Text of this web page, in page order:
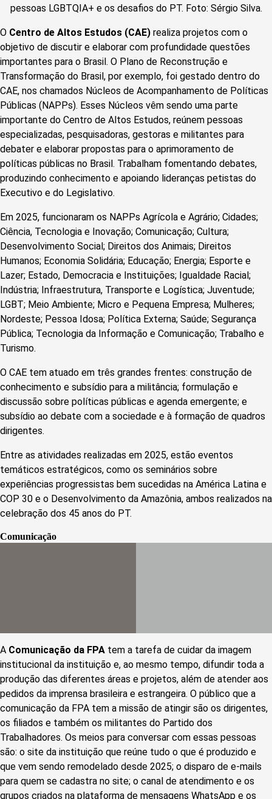
pessoas LGBTQIA+ e os desafios do PT. Foto: Sérgio Silva.
O Centro de Altos Estudos (CAE) realiza projetos com o
objetivo de discutir e elaborar com profundidade questões
importantes para o Brasil. O Plano de Reconstrução e
Transformação do Brasil, por exemplo, foi gestado dentro do
CAE, nos chamados Núcleos de Acompanhamento de Políticas
Públicas (NAPPs). Esses Núcleos vêm sendo uma parte
importante do Centro de Altos Estudos, reúnem pessoas
especializadas, pesquisadoras, gestoras e militantes para
debater e elaborar propostas para o aprimoramento de
políticas públicas no Brasil. Trabalham fomentando debates,
produzindo conhecimento e apoiando lideranças petistas do
Executivo e do Legislativo.
Em 2025, funcionaram os NAPPs Agrícola e Agrário; Cidades;
Ciência, Tecnologia e Inovação; Comunicação; Cultura;
Desenvolvimento Social; Direitos dos Animais; Direitos
Humanos; Economia Solidária; Educação; Energia; Esporte e
Lazer; Estado, Democracia e Instituições; Igualdade Racial;
Indústria; Infraestrutura, Transporte e Logística; Juventude;
LGBT; Meio Ambiente; Micro e Pequena Empresa; Mulheres;
Nordeste; Pessoa Idosa; Política Externa; Saúde; Segurança
Pública; Tecnologia da Informação e Comunicação; Trabalho e
Turismo.
O CAE tem atuado em três grandes frentes: construção de
conhecimento e subsídio para a militância; formulação e
discussão sobre políticas públicas e agenda emergente; e
subsídio ao debate com a sociedade e à formação de quadros
dirigentes.
Entre as atividades realizadas em 2025, estão eventos
temáticos estratégicos, como os seminários sobre
experiências progressistas bem sucedidas na América Latina e
COP 30 e o Desenvolvimento da Amazônia, ambos realizados na
celebração dos 45 anos do PT.
Comunicação
A Comunicação da FPA tem a tarefa de cuidar da imagem
institucional da instituição e, ao mesmo tempo, difundir toda a
produção das diferentes áreas e projetos, além de atender aos
pedidos da imprensa brasileira e estrangeira. O público que a
comunicação da FPA tem a missão de atingir são os dirigentes,
os filiados e também os militantes do Partido dos
Trabalhadores. Os meios para conversar com essas pessoas
são: o site da instituição que reúne tudo o que é produzido e
que vem sendo remodelado desde 2025; o disparo de e-mails
para quem se cadastra no site; o canal de atendimento e os
grupos criados na plataforma de mensagens WhatsApp e os